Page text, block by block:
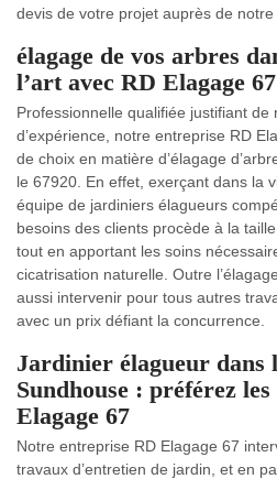
devis de votre projet auprès de notre
élagage de vos arbres
l’art avec RD Elagage 67
Professionnelle qualifiée justifiant de
d’expérience, notre entreprise RD
de choix en matière d’élagage
le 67920. En effet, exerçant dans la
équipe de jardiniers élagueurs
besoins des clients procède à la
tout en apportant les soins
cicatrisation naturelle. Outre
aussi intervenir pour tous autres
avec un prix défiant la concurrence.
Jardinier élagueur dans
Sundhouse : préférez
Elagage 67
Notre entreprise RD Elagage 67
travaux d’entretien de jardin, et en